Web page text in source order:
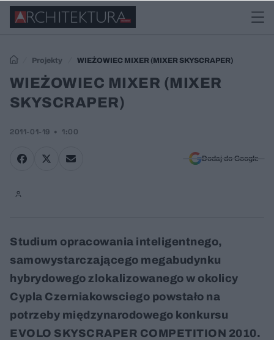
Projekty WIEŻOWIEC MIXER (MIXER SKYSCRAPER)
WIEŻOWIEC MIXER (MIXER
SKYSCRAPER)
2011-01-19 1:00
Dodaj do Google
Studium opracowania inteligentnego,
samowystarczającego megabudynku
hybrydowego zlokalizowanego w okolicy
Cypla Czerniakowsciego powstało na
potrzeby międzynarodowego konkursu
EVOLO SKYSCRAPER COMPETITION 2010.